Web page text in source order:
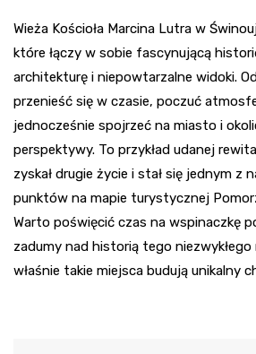
Wieża Kościoła Marcina Lutra w
które łączy w sobie fascynującą
architekturę i niepowtarzalne widoki.
przenieść się w czasie, poczuć
jednocześnie spojrzeć na miasto i
perspektywy. To przykład udanej
zyskał drugie życie i stał się jednym z
punktów na mapie turystycznej
Warto poświęcić czas na wspinaczkę
zadumy nad historią tego
właśnie takie miejsca budują unikalny